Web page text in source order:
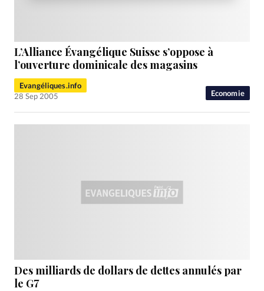
Economie
L’Alliance Évangélique Suisse s’oppose à
l’ouverture dominicale des magasins
Evangéliques.info
28 Sep 2005
Des milliards de dollars de dettes annulés par
le G7